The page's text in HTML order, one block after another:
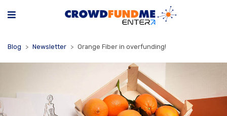
Blog Newsletter Orange Fiber in overfunding!